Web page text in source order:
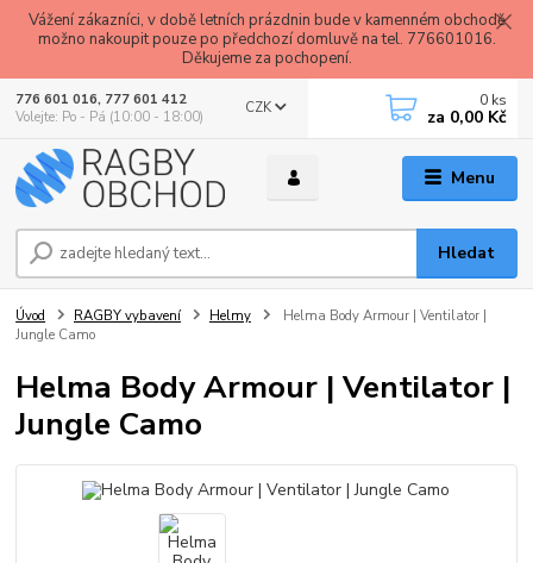
Vážení zákazníci, v době letních prázdnin bude v kamenném obchodě
možno nakoupit pouze po předchozí domluvě na tel. 776601016.
Děkujeme za pochopení.
Menu
CZK
Hledat
776 601 016, 777 601 412
Volejte: Po - Pá (10:00 - 18:00)
0 ks
za 0,00 Kč
Úvod RAGBY vybavení Helmy
Helma Body Armour | Ventilator |
Jungle Camo
Helma Body Armour | Ventilator |
Jungle Camo